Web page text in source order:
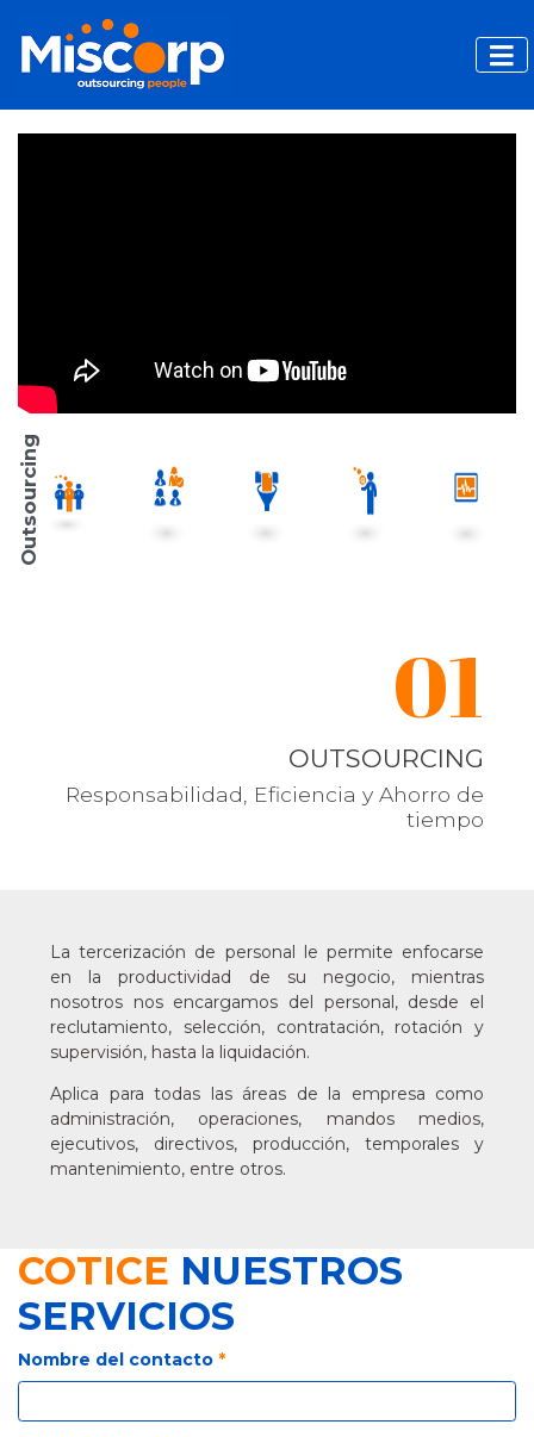
Outsourcing
01
OUTSOURCING
Responsabilidad, Eficiencia y Ahorro de
tiempo
La tercerización de personal le permite enfocarse
en la productividad de su negocio, mientras
nosotros nos encargamos del personal, desde el
reclutamiento, selección, contratación, rotación y
supervisión, hasta la liquidación.
Aplica para todas las áreas de la empresa como
administración, operaciones, mandos medios,
ejecutivos, directivos, producción, temporales y
mantenimiento, entre otros.
COTICE NUESTROS
SERVICIOS
Nombre del contacto *